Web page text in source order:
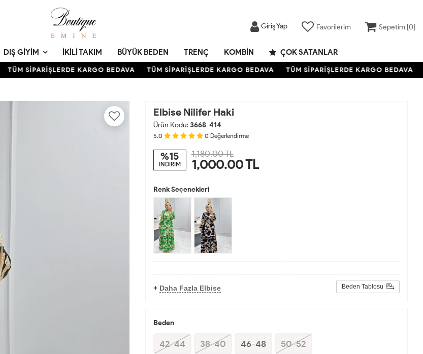
Giriş Yap Favorilerim Sepetim [0]
DIŞ GIYIM İKILI TAKIM BÜYÜK BEDEN TRENÇ KOMBIN ÇOK SATANLAR
TÜM SİPARİŞLERDE KARGO BEDAVA TÜM SİPARİŞLERDE KARGO BEDAVA TÜM SİPARİŞLERDE KARGO BEDAVA
Elbise Nilifer Haki
Ürün Kodu:3668-414
5.0 0 Değerlendirme
%15
İNDİRİM
1,180.00 TL
1,000.00TL
Renk Seçenekleri
+ Daha Fazla Elbise Beden Tablosu
Beden
42-44 38-40 46-48 50-52